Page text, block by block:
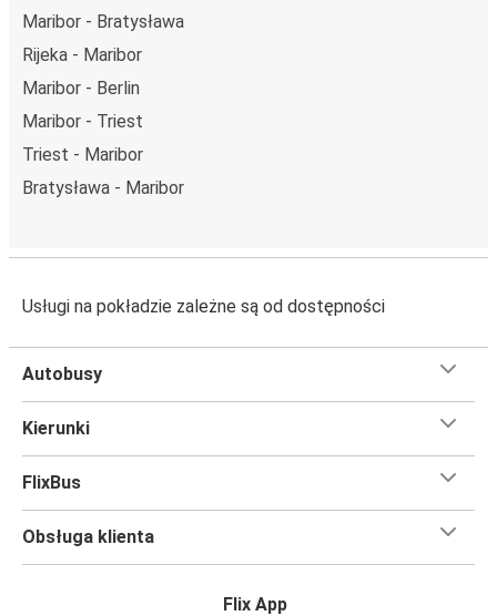
Maribor - Bratysława
Rijeka - Maribor
Maribor - Berlin
Maribor - Triest
Triest - Maribor
Bratysława - Maribor
Usługi na pokładzie zależne są od dostępności
Autobusy
Kierunki
FlixBus
Obsługa klienta
Flix App